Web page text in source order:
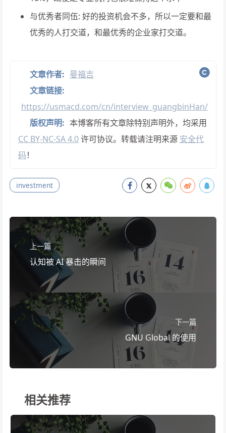
与优秀者同伍: 好的投资机会不多，所以一定要和最
优秀的人打交道，和最优秀的企业家打交道。
文章作者: 曼福吉
文章链接:
https://usmacd.com/cn/interview_guangbinHan/
版权声明: 本博客所有文章除特别声明外，均采用
CC BY-NC-SA 4.0许可协议。转载请注明来源 安全代
码！
investment
上一篇
认知被 AI 暴击的瞬间
下一篇
GNU Global 的使用
相关推荐